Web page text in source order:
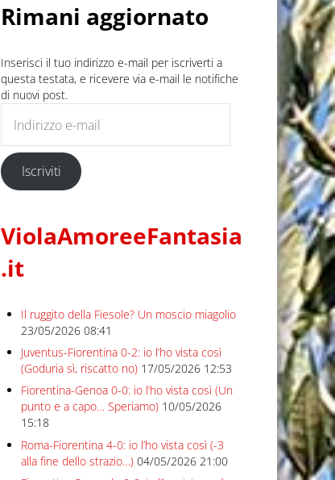
Rimani aggiornato
Inserisci il tuo indirizzo e-mail per iscriverti a
questa testata, e ricevere via e-mail le notifiche
di nuovi post.
Iscriviti
ViolaAmoreeFantasia
.it
Il ruggito della Fiesole? Un moscio miagolio
23/05/2026 08:41
Juventus-Fiorentina 0-2: io l’ho vista così
(Goduria sì, riscatto no) 17/05/2026 12:53
Fiorentina-Genoa 0-0: io l’ho vista così (Un
punto e a capo… Speriamo) 10/05/2026
15:18
Roma-Fiorentina 4-0: io l’ho vista così (-3
alla fine dello strazio…) 04/05/2026 21:00